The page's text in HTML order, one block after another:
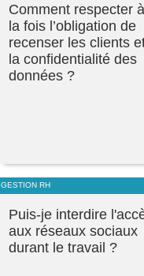
Comment respecter à
la fois l’obligation de
recenser les clients
la confidentialité des
données ?
GESTION RH
Puis-je interdire
aux réseaux sociaux
durant le travail ?